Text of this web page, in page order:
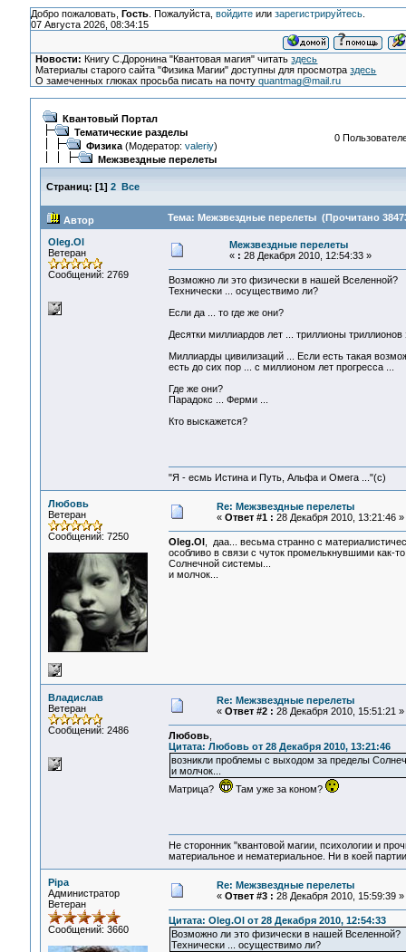
Добро пожаловать, Гость. Пожалуйста, войдитеили зарегистрируйтесь.
07 Августа 2026, 08:34:15
Новости: Книгу С.Доронина "Квантовая магия" читатьздесь
Материалы старого сайта "Физика Магии" доступны для просмотраздесь
О замеченных глюках просьба писать на почтуquantmag@mail.ru
Квантовый Портал
Тематические разделы
Физика(Модератор: valeriy)
Межзвездные перелеты
0
Страниц: [1] 2 Все
Автор Тема: Межзвездные перелеты (Прочитано
Oleg.Ol
Ветеран
Сообщений: 2769
Межзвездные перелеты
« : 28 Декабря 2010, 12:54:33 »
Возможно ли это физически в нашей Вселенной?
Техничеcки ... осуществимо ли?
Если да ... то где же они?
Десятки миллиардов лет ... триллионы
Миллиарды цивилизаций ... Если есть такая
есть до сих пор ... с миллионом лет прогресса ...
Где же они?
Парадокс ... Ферми ...
Кто выскажется?
"Я - есмь Истина и Путь, Альфа и Омега ..."(с)
Любовь
Ветеран
Сообщений: 7250
Re: Межзвездные перелеты
« Ответ #1 : 28 Декабря 2010, 13:21:46 »
Oleg.Ol
, даа... весьма странно с
особливо в связи с чуток промелькнувшими как-
Солнечной системы...
и молчок...
Владислав
Ветеран
Сообщений: 2486
Re: Межзвездные перелеты
« Ответ #2 : 28 Декабря 2010, 15:51:21 »
Любовь,
Цитата: Любовь от 28 Декабря 2010, 13:21:46
возникли проблемы с выходом за пределы
и молчок...
Матрица?
Там уже за коном?
Не сторонник "квантовой магии, психологии и
материальное и нематериальное. Ни в коей
Pipa
Администратор
Ветеран
Сообщений: 3660
Re: Межзвездные перелеты
« Ответ #3 : 28 Декабря 2010, 15:59:39 »
Цитата: Oleg.Ol от 28 Декабря 2010, 12:54:33
Возможно ли это физически в нашей Вселенной?
Техничеcки ... осуществимо ли?